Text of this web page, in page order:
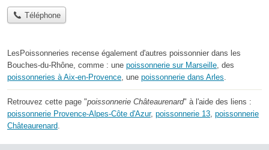
Téléphone
LesPoissonneries recense également d'autres poissonnier dans les
Bouches-du-Rhône, comme : une poissonnerie sur Marseille, des
poissonneries à Aix-en-Provence, une poissonnerie dans Arles.
Retrouvez cette page "poissonnerie Châteaurenard" à l'aide des liens :
poissonnerie Provence-Alpes-Côte d'Azur, poissonnerie 13, poissonnerie
Châteaurenard.